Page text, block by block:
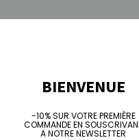
BIENVENUE
-10% SUR VOTRE PREMIÈRE
COMMANDE EN
A NOTRE NEWSLETTER